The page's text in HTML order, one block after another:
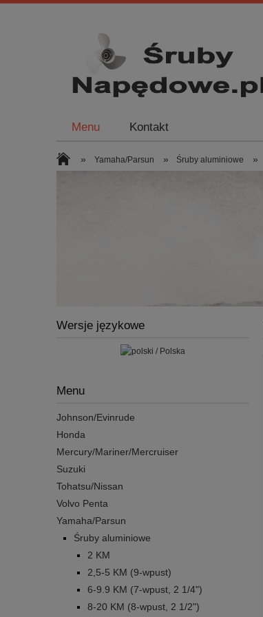
Menu Kontakt
» Yamaha/Parsun » Śruby aluminiowe »
Wersje językowe
Menu
Johnson/Evinrude
Honda
Mercury/Mariner/Mercruiser
Suzuki
Tohatsu/Nissan
Volvo Penta
Yamaha/Parsun
Śruby aluminiowe
2 KM
2,5-5 KM (9-wpust)
6-9.9 KM (7-wpust, 2 1/4")
8-20 KM (8-wpust, 2 1/2")